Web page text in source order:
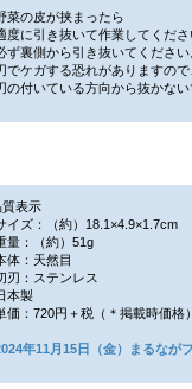
菜の皮が挟まったら
度に引き抜いて作業してくだ
ず裏側から引き抜いてくださ
ケガする恐れがありますので
付いている方向から抜かない
表示
ズ：（約）18.1×4.9×1.7cm
量：（約）51g
：天然目
：ステンレス
本製
：720円＋税（＊掲載時価格
年11月15日（金）まるなが